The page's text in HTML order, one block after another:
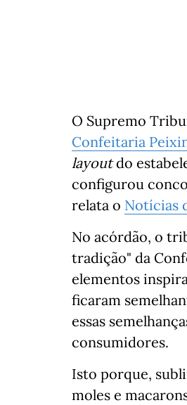
O Supremo
Confeitaria
layoutdo
configurou
relata o Notícias
No acórdão, o
tradição" da
elementos
ficaram
essas
consumidores.
Isto porque,
moles e